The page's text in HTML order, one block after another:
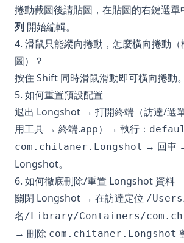
捲動截圖後請貼圖，在貼圖的右鍵選單
列 開始編輯。
4. 滑鼠只能縱向捲動，怎麼橫向捲動
圖）？
按住 Shift 同時滑鼠滑動即可橫向捲動。
5. 如何重置預設配置
退出 Longshot → 打開終端（訪達/選
用工具 → 終端.app）→ 執行：
com.chitaner.Longshot → 回車
Longshot。
6. 如何徹底刪除/重置 Longshot 資料
關閉 Longshot → 在訪達定位 /
名/Library/Containers/
→ 刪除 com.chitaner.Longshot